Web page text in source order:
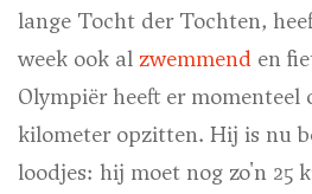
lange Tocht der Tochten,
week ook al zwemmend en
Olympiër heeft er momenteel
kilometer opzitten. Hij is nu
loodjes: hij moet nog zo'n 25